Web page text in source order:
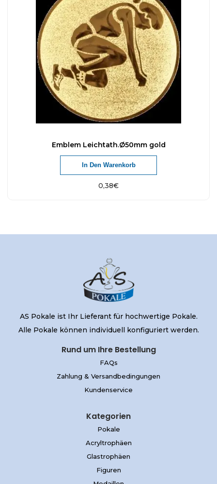
Emblem Leichtath.Ø50mm gold
0,38€
In Den Warenkorb
AS Pokale ist Ihr Lieferant für hochwertige Pokale.
Alle Pokale können individuell konfiguriert werden.
Rund um Ihre Bestellung
FAQs
Zahlung & Versandbedingungen
Kundenservice
Kategorien
Pokale
Acryltrophäen
Glastrophäen
Figuren